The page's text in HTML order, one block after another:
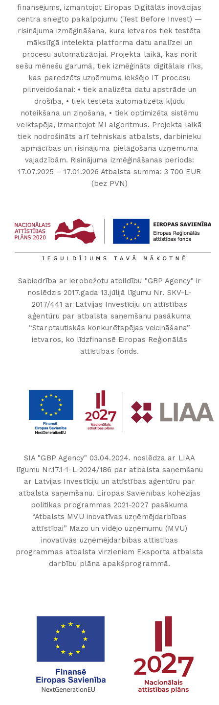
finansējums, izmantojot Eiropas Digitālās inovācijas
centra sniegto pakalpojumu (Test Before Invest) —
risinājuma izmēģināšana, kura ietvaros tiek testēta
mākslīgā intelekta platforma datu analīzei un
procesu automatizācijai. Projekta laikā, kas norit
sešu mēnešu garumā, tiek izmēģināts digitālais rīks,
kas paredzēts uzņēmuma iekšējo IT procesu
pilnveidošanai: • tiek analizēta datu apstrāde un
drošība, • tiek testēta automatizēta kļūdu
noteikšana un ziņošana, • tiek optimizēta sistēmu
veiktspēja, izmantojot MI algoritmus. Projekta laikā
tiek nodrošināts arī tehniskais atbalsts, darbinieku
apmācības un risinājuma pielāgošana uzņēmuma
vajadzībām. Risinājuma izmēģināšanas periods:
17.07.2025 – 17.01.2026 Atbalsta summa: 3 700 EUR
(bez PVN)
Sabiedrība ar ierobežotu atbildību "GBP Agency" ir
noslēdzis 2017.gada 13.jūlijā līgumu Nr. SKV-L-
2017/441 ar Latvijas Investīciju un attīstības
aģentūru par atbalsta saņemšanu pasākuma
“Starptautiskās konkurētspējas veicināšana”
ietvaros, ko līdzfinansē Eiropas Reģionālās
attīstības fonds.
SIA "GBP Agency" 03.04.2024. noslēdza ar LIAA
līgumu Nr.17.1-1-L-2024/186 par atbalsta saņemšanu
ar Latvijas Investīciju un attīstības aģentūru par
atbalsta saņemšanu. Eiropas Savienības kohēzijas
politikas programmas 2021-2027 pasākuma
“Atbalsts MVU inovatīvas uzņēmējdarbības
attīstībai” Mazo un vidējo uzņēmumu (MVU)
inovatīvās uzņēmējdarbības attīstības
programmas atbalsta virzieniem Eksporta atbalsta
darbību plāna apakšprogrammā.